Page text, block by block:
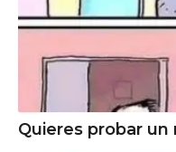
Quieres probar un